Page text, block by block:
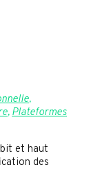
,
, Plateformes
et haut
des